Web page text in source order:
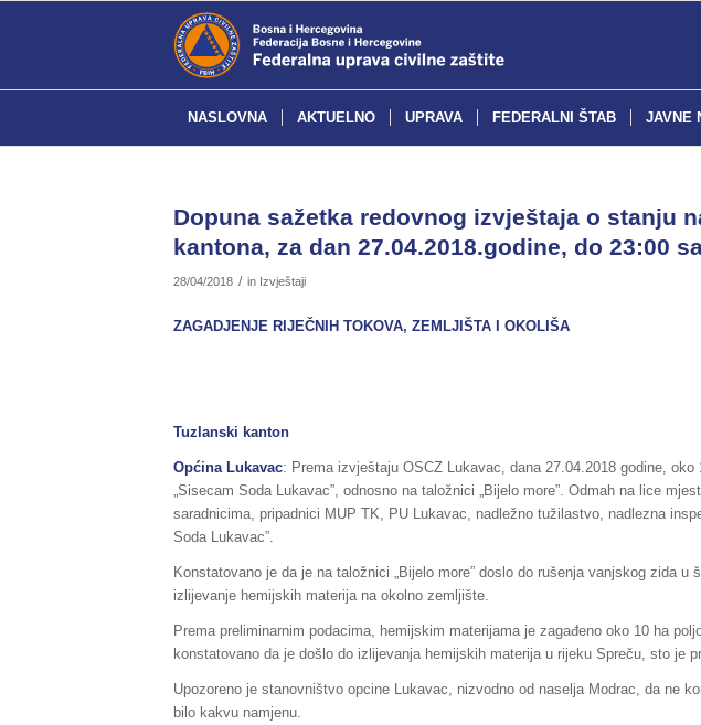
NASLOVNA AKTUELNO UPRAVA FEDERALNI ŠTAB JAVNE
Dopuna sažetka redovnog izvještaja o stanju
kantona, za dan 27.04.2018.godine, do 23:00
28/04/2018 / in Izvještaji
ZAGADJENJE RIJEČNIH TOKOVA, ZEMLJIŠTA I OKOLIŠA
Tuzlanski kanton
Općina Lukavac: Prema izvještaju OSCZ Lukavac, dana 27.04.2018 godine,
„Sisecam Soda Lukavac”, odnosno na taložnici „Bijelo more”. Odmah na lice
saradnicima, pripadnici MUP TK, PU Lukavac, nadležno tužilastvo, nadlezna
Soda Lukavac”.
Konstatovano je da je na taložnici „Bijelo more” doslo do rušenja vanjskog zida u
izlijevanje hemijskih materija na okolno zemljište.
Prema preliminarnim podacima, hemijskim materijama je zagađeno oko 10 ha
konstatovano da je došlo do izlijevanja hemijskih materija u rijeku Spreču, sto je
Upozoreno je stanovništvo opcine Lukavac, nizvodno od naselja Modrac, da ne
bilo kakvu namjenu.